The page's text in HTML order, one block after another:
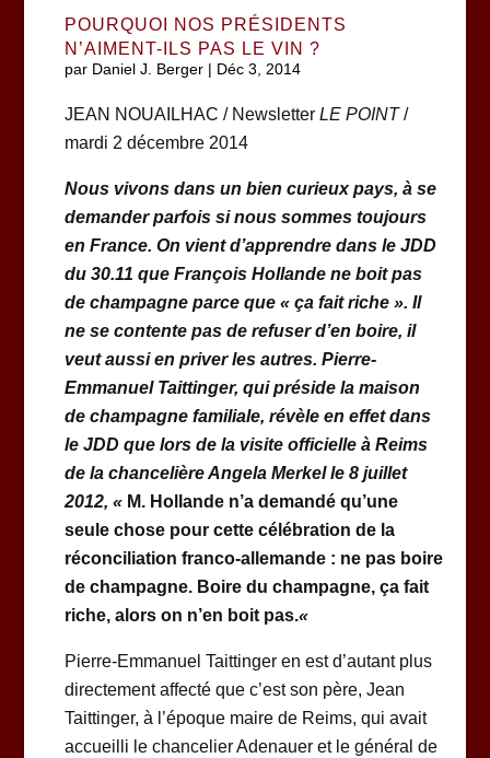
POURQUOI NOS PRÉSIDENTS
N’AIMENT-ILS PAS LE VIN ?
par Daniel J. Berger| Déc 3, 2014
JEAN NOUAILHAC / Newsletter LE POINT/
mardi 2 décembre 2014
Nous vivons dans un bien curieux pays, à se
demander parfois si nous sommes toujours
en France. On vient d’apprendre dans le JDD
du 30.11 que François Hollande ne boit pas
de champagne parce que « ça fait riche ». Il
ne se contente pas de refuser d’en boire, il
veut aussi en priver les autres. Pierre-
Emmanuel Taittinger, qui préside la maison
de champagne familiale, révèle en effet dans
le JDD que lors de la visite officielle à Reims
de la chancelière Angela Merkel le 8 juillet
2012, « M. Hollande n’a demandé qu’une
seule chose pour cette célébration de la
réconciliation franco-allemande : ne pas boire
de champagne. Boire du champagne, ça fait
riche, alors on n’en boit pas.«
Pierre-Emmanuel Taittinger en est d’autant plus
directement affecté que c’est son père, Jean
Taittinger, à l’époque maire de Reims, qui avait
accueilli le chancelier Adenauer et le général de